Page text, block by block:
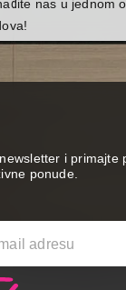
nas u jednom
i primajte
ponude.